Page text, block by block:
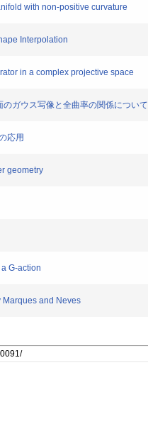
with non-positive curvature
Interpolation
in a complex projective space
ガウス写像と全曲率の関係について
応用
geometry
G-action
Marques and Neves